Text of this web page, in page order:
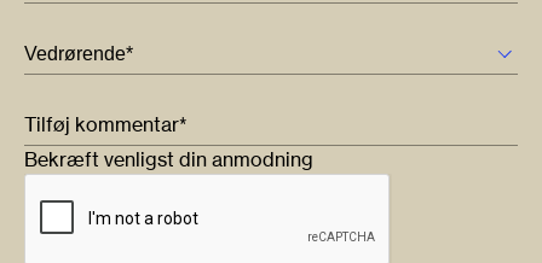
Tilføj kommentar*
Bekræft venligst din anmodning